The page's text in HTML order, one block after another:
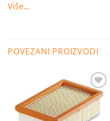
Više…
POVEZANI PROIZVODI
Dodaj
na
želja